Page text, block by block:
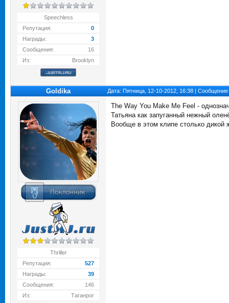
Speechless
Репутация:
0
Награды:
3
Сообщения:
16
Из:
Brooklyn
Goldika Дата: Пятница, 12-10-2012, 16:38 |
Thriller
Репутация:
527
Награды:
39
Сообщения:
146
Из:
Таганрог
The Way You Make Me Feel -
Татьяна как запуганный нежный
Вообще в этом клипе столько дикой